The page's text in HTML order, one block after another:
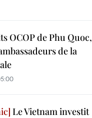
OCOP de Phu Quoc,
de la
Le Vietnam investit